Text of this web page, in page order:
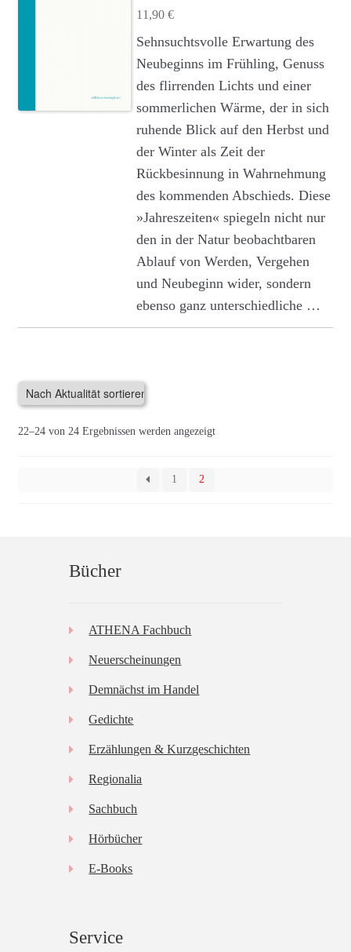
11,90 €
Sehnsuchtsvolle Erwartung des
Neubeginns im Frühling, Genuss
des flirrenden Lichts und einer
sommerlichen Wärme, der in sich
ruhende Blick auf den Herbst und
der Winter als Zeit der
Rückbesinnung in Wahrnehmung
des kommenden Abschieds. Diese
»Jahreszeiten« spiegeln nicht nur
den in der Natur beobachtbaren
Ablauf von Werden, Vergehen
und Neubeginn wider, sondern
ebenso ganz unterschiedliche …
22–24 von 24 Ergebnissen werden angezeigtNach
1
2
Bücher
ATHENA Fachbuch
Neuerscheinungen
Demnächst im Handel
Gedichte
Erzählungen & Kurzgeschichten
Regionalia
Sachbuch
Hörbücher
E-Books
Service